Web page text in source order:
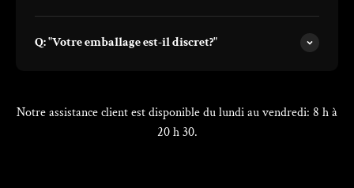
Q: "Votre emballage est-il discret?"
Notre assistance client est disponible du lundi au vendredi: 8 h à
20 h 30.